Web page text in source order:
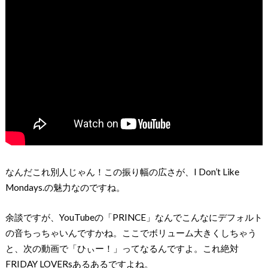
なんだこれ別人じゃん！この振り幅の広さが、I Don’t Like
Mondays.の魅力なのですね。
余談ですが、YouTubeの「PRINCE」なんでこんなにデフォルト
の音ちっちゃいんですかね。ここでボリューム大きくしちゃう
と、次の動画で「ひぃー！」ってなるんですよ。これ絶対
FRIDAY LOVERsあるあるですよね。